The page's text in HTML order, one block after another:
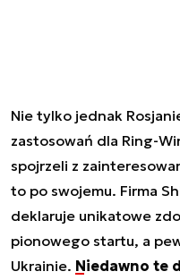
Nie tylko jednak
zastosowań dla Ring-
spojrzeli z
to po swojemu. Firma
deklaruje unikatowe
pionowego startu, a
Ukrainie. Niedawno te